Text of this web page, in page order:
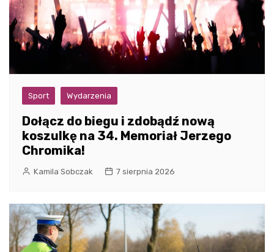
Sport Wydarzenia
Dołącz do biegu i zdobądź nową
koszulkę na 34. Memoriał Jerzego
Chromika!
Kamila Sobczak 7 sierpnia 2026